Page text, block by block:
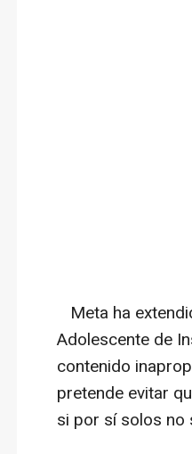
Meta ha
Adolescente de
contenido
pretende evitar
si por sí solos no